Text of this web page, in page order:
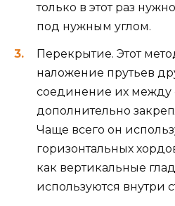
только в этот раз
под нужным углом.
Перекрытие. Этот
наложение прутьев
соединение их между
дополнительно
Чаще всего он
горизонтальных
как вертикальные
используются внутри